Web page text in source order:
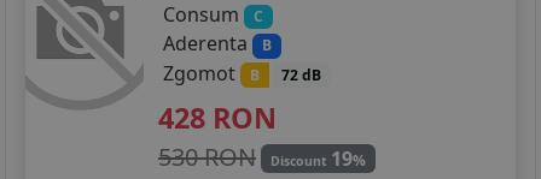
Consum
C
Aderenta B
Zgomot B 72 dB
428 RON
530 RON Discount 19%